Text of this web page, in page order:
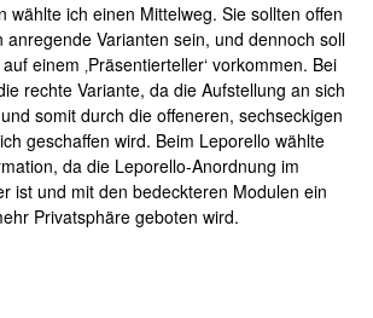
wählte ich einen Mittelweg. Sie sollten offen
anregende Varianten sein, und dennoch soll
einem ‚Präsentierteller‘ vorkommen. Bei
rechte Variante, da die Aufstellung an sich
somit durch die offeneren, sechseckigen
geschaffen wird. Beim Leporello wählte
da die Leporello-Anordnung im
ist und mit den bedeckteren Modulen ein
Privatsphäre geboten wird.